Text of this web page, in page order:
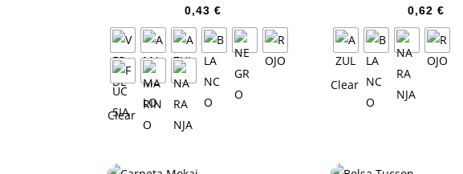
0,43 €
Clear
0,62 €
Clear